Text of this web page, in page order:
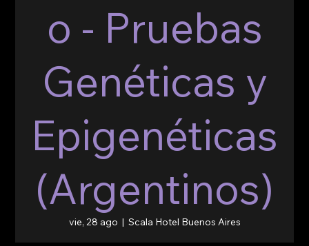
o - Pruebas
Genéticas y
Epigenéticas
(Argentinos)
vie, 28 ago
  |
Scala Hotel Buenos Aires